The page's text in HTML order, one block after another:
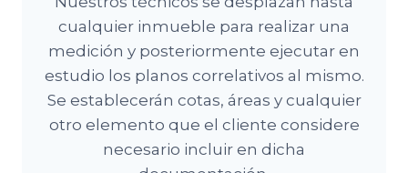
cualquier inmueble para realizar una
medición y posteriormente ejecutar en
estudio los planos correlativos al mismo.
Se establecerán cotas, áreas y cualquier
otro elemento que el cliente considere
necesario incluir en dicha